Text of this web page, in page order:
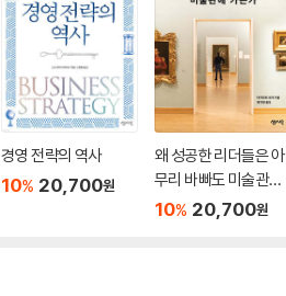
경영 전략의 역사
10% 20,700원
왜 성공한 리더들은 아
무리 바빠도 미술관에
가는가
10% 20,700원